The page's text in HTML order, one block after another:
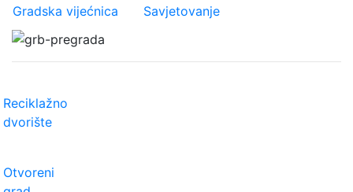
Gradska vijećnica
Savjetovanje
Reciklažno
dvorište
Otvoreni